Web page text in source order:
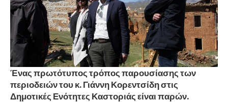
Ένας πρωτότυπος τρόπος παρουσίασης των
περιοδειών του κ. Γιάννη Κορεντσίδη στις
Δημοτικές Ενότητες Καστοριάς είναι παρών.